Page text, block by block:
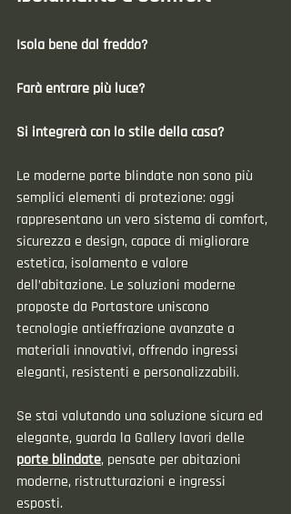
Isola bene dal freddo?
Farà entrare più luce?
Si integrerà con lo stile della casa?
Le moderne porte blindate non sono più
semplici elementi di protezione: oggi
rappresentano un vero sistema di comfort,
sicurezza e design, capace di migliorare
estetica, isolamento e valore
dell’abitazione. Le soluzioni moderne
proposte da Portastore uniscono
tecnologie antieffrazione avanzate a
materiali innovativi, offrendo ingressi
eleganti, resistenti e personalizzabili.
Se stai valutando una soluzione sicura ed
elegante, guarda la Gallery lavori delle
porte blindate, pensate per abitazioni
moderne, ristrutturazioni e ingressi
esposti.